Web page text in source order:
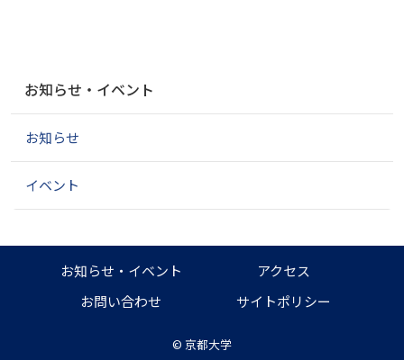
ゲ
シ
ン
お知らせ・イベント
お知らせ
イベント
© 京都大学
お知らせ・イベント
アクセス
お問い合わせ
サイトポリシー